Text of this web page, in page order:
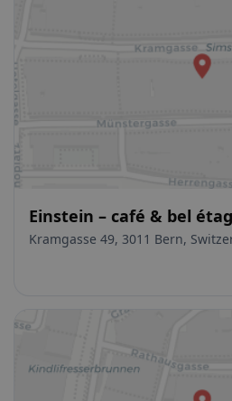
Einstein – café & bel
Kramgasse 49, 3011 Bern,